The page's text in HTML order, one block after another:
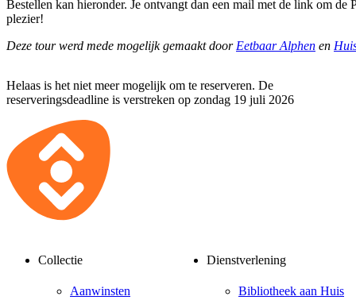
Bestellen kan hieronder. Je ontvangt dan een mail met de link om de
plezier!
Deze tour werd mede mogelijk gemaakt door Eetbaar Alphen en
Helaas is het niet meer mogelijk om te reserveren. De
reserveringsdeadline is verstreken op zondag 19 juli 2026
Collectie
Aanwinsten
Dienstverlening
Bibliotheek aan Huis